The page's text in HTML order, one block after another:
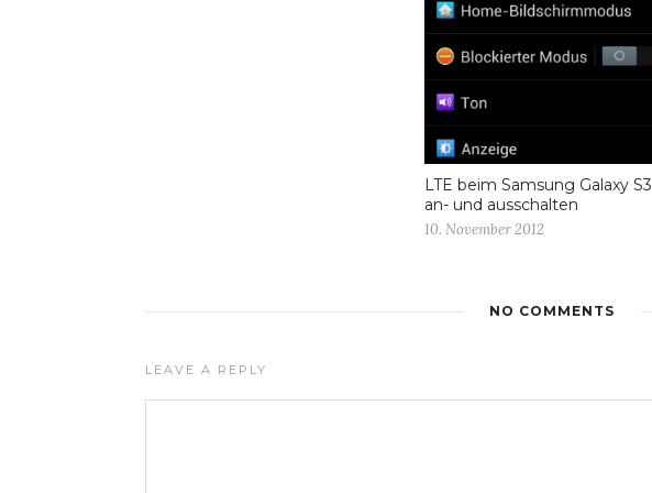
LTE beim Samsung Galaxy S3
an- und ausschalten
10. November 2012
NO COMMENTS
LEAVE A REPLY